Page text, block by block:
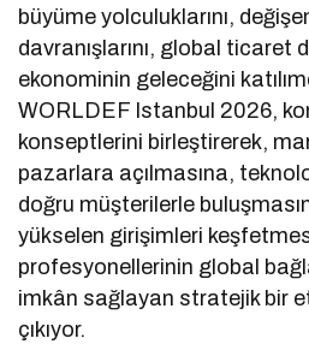
büyüme yolculuklarını,
davranışlarını, global ticaret
ekonominin geleceğini
WORLDEF Istanbul 2026,
konseptlerini birleştirerek,
pazarlara açılmasına,
doğru müşterilerle
yükselen girişimleri
profesyonellerinin global
imkân sağlayan stratejik bir
çıkıyor.